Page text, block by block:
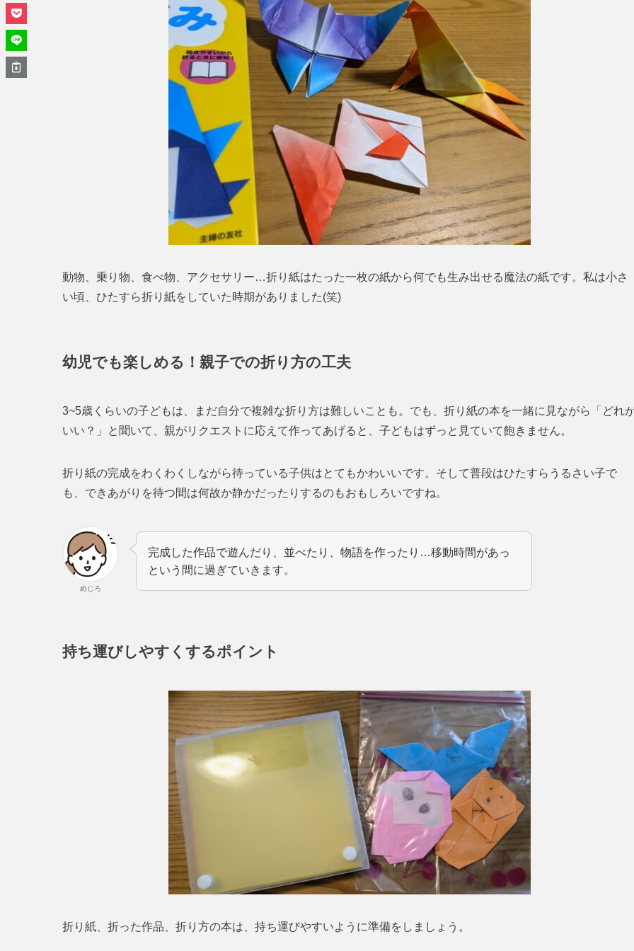
動物、乗り物、食べ物、アクセサリー…折り紙はたった一枚の紙から何でも生み出せる魔法の紙です。私は小さ
い頃、ひたすら折り紙をしていた時期がありました(笑)
幼児でも楽しめる！親子での折り方の工夫
3~5歳くらいの子どもは、まだ自分で複雑な折り方は難しいことも。でも、折り紙の本を一緒に見ながら「どれ
いい？」と聞いて、親がリクエストに応えて作ってあげると、子どもはずっと見ていて飽きません。
折り紙の完成をわくわくしながら待っている子供はとてもかわいいです。そして普段はひたすらうるさい子で
も、できあがりを待つ間は何故か静かだったりするのもおもしろいですね。
めじろ
完成した作品で遊んだり、並べたり、物語を作ったり…移動時間があっ
という間に過ぎていきます。
持ち運びしやすくするポイント
折り紙、折った作品、折り方の本は、持ち運びやすいように準備をしましょう。